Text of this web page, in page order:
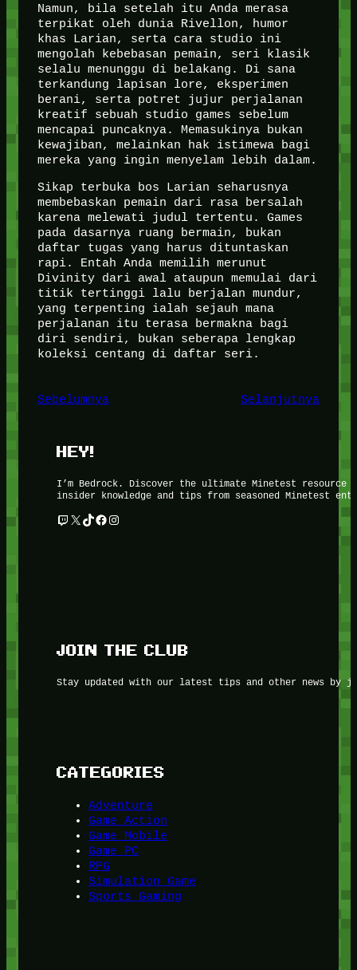
Namun, bila setelah itu Anda merasa
terpikat oleh dunia Rivellon, humor
khas Larian, serta cara studio ini
mengolah kebebasan pemain, seri klasik
selalu menunggu di belakang. Di sana
terkandung lapisan lore, eksperimen
berani, serta potret jujur perjalanan
kreatif sebuah studio games sebelum
mencapai puncaknya. Memasukinya bukan
kewajiban, melainkan hak istimewa bagi
mereka yang ingin menyelam lebih dalam.
Sikap terbuka bos Larian seharusnya
membebaskan pemain dari rasa bersalah
karena melewati judul tertentu. Games
pada dasarnya ruang bermain, bukan
daftar tugas yang harus dituntaskan
rapi. Entah Anda memilih merunut
Divinity dari awal ataupun memulai dari
titik tertinggi lalu berjalan mundur,
yang terpenting ialah sejauh mana
perjalanan itu terasa bermakna bagi
diri sendiri, bukan seberapa lengkap
koleksi centang di daftar seri.
Sebelumnya Selanjutnya
HEY!
I’m Bedrock. Discover the ultimate Minetest
insider knowledge and tips from seasoned Minetest
Twitch X TikTok Facebook Instagram
JOIN THE CLUB
Stay updated with our latest tips and other news by
CATEGORIES
Adventure
Game Action
Game Mobile
Game PC
RPG
Simulation Game
Sports Gaming